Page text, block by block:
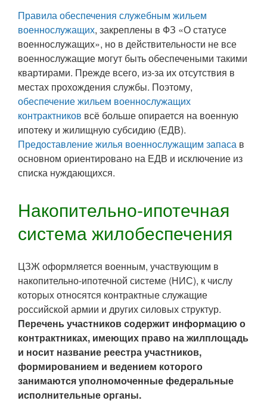
Правила обеспечения служебным жильем
военнослужащих, закреплены в ФЗ «О статусе
военнослужащих», но в действительности не все
военнослужащие могут быть обеспечеными такими
квартирами. Прежде всего, из-за их отсутствия в
местах прохождения службы. Поэтому,
обеспечение жильем военнослужащих
контрактников всё больше опирается на военную
ипотеку и жилищную субсидию (ЕДВ).
Предоставление жилья военнослужащим запаса в
основном ориентировано на ЕДВ и исключение из
списка нуждающихся.
Накопительно-ипотечная
система жилобеспечения
ЦЗЖ оформляется военным, участвующим в
накопительно-ипотечной системе (НИС), к числу
которых относятся контрактные служащие
российской армии и других силовых структур.
Перечень участников содержит информацию о
контрактниках, имеющих право на жилплощадь
и носит название реестра участников,
формированием и ведением которого
занимаются уполномоченные федеральные
исполнительные органы.